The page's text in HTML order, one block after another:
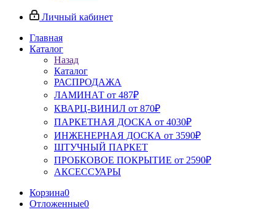
Личный кабинет
Главная
Каталог
Назад
Каталог
РАСПРОДАЖА
ЛАМИНАТ от 487₽
КВАРЦ-ВИНИЛ от 870₽
ПАРКЕТНАЯ ДОСКА от 4030₽
ИНЖЕНЕРНАЯ ДОСКА от 3590₽
ШТУЧНЫЙ ПАРКЕТ
ПРОБКОВОЕ ПОКРЫТИЕ от 2590₽
АКСЕССУАРЫ
Корзина0
Отложенные0